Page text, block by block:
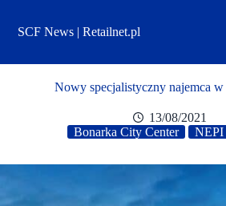
treściSCF News | Retailnet.pl
Nowy specjalistyczny najemca w
13/08/2021
Bonarka City Center
NEPI